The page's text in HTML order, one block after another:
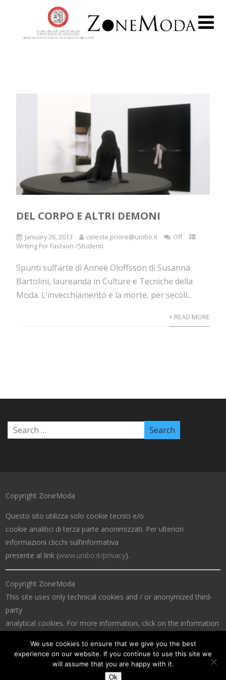
DEL CORPO E ALTRI DEMONI
January 26, 2013 celeste.priore@unibo.it
Off
Writing For Fashion /Studenti
Spunti sull’arte di Anneè Oloffsson di Susanna
Bartolini, laureanda in Culture e Tecniche della
Moda. L’invecchiamento e la morte, per secoli...
+ READ MORE
Copyright ZoneModa
Questo sito utilizza solo cookie tecnici e/o
cookie analitici di terza parte anonimizzati. Per ulteriori
informazioni clicchi sull’informativa
presente al link (www.unibo.it/privacy).
Copyright ZoneModa
This site uses only technical cookies and / or anonymized third-
party
analytical cookies. For more information, click on the information
We use cookies to ensure that we give you the best
experience on our website. If you continue to use this site we
will assume that you are happy with it.
Ok